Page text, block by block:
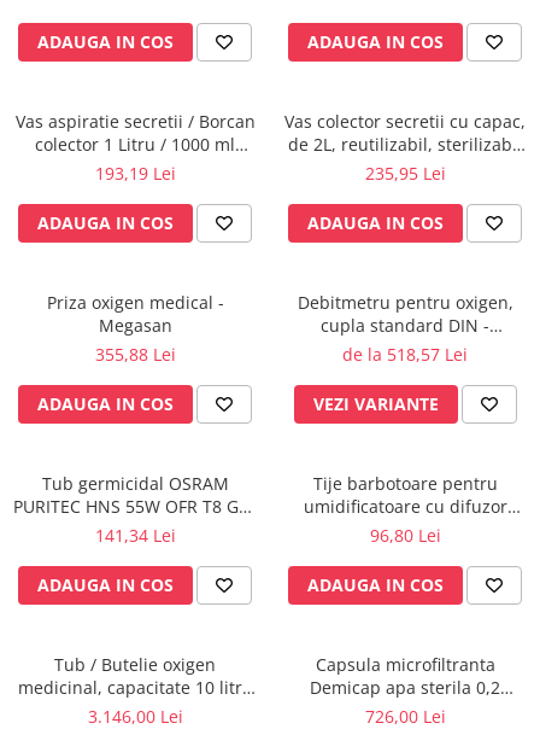
Accesorii vase
Tevi cupru si accesorii
Lavoare apa sterila
Lavoare chirurgicale
Capsule, filtre finale apa sterila
Electrochirurgie
Manere pentru electrocautere
Cabluri pentru pensele bipolare
Cabluri conectare electrozi neutri
Electrozi neutri
Radiocautere
Aspiratoare de fum
Criocautere
Consumabile medicale si Accesorii
Hartie
Accesorii pentru perfuzie
ADAUGA IN COS
accesorii incluse
ADAUGA IN COS
Vas aspiratie secretii / Borcan
colector 1 Litru / 1000 ml
pentru aspirator chirurgical -
accesorii incluse
193,19 Lei
ADAUGA IN COS
Vas colector secretii cu capac,
de 2L, reutilizabil, sterilizabil
la 121°C
235,95 Lei
ADAUGA IN COS
Priza oxigen medical -
Megasan
355,88 Lei
ADAUGA IN COS
Debitmetru pentru oxigen,
cupla standard DIN -
MEDIMETER - GCE
de la 518,57 Lei
VEZI VARIANTE
Tub germicidal OSRAM
PURITEC HNS 55W OFR T8 G13
UVC pentru lampa bactericida
aer
141,34 Lei
ADAUGA IN COS
Tije barbotoare pentru
umidificatoare cu difuzor
oxigen, set x 10 buc.
96,80 Lei
ADAUGA IN COS
Tub / Butelie oxigen
medicinal, capacitate 10 litri,
cu Regulator MediVital - GCE
3.146,00 Lei
Capsula microfiltranta
Demicap apa sterila 0,2
microni 60 cicluri cu gat gros
726,00 Lei